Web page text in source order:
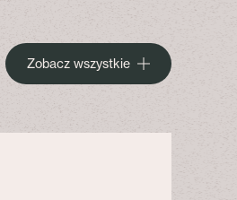
Zobacz wszystkie